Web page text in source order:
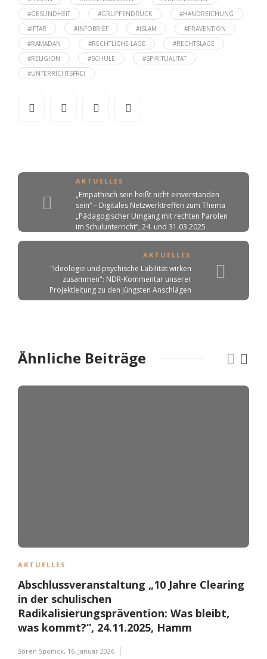
#GESUNDHEIT
#GRUPPENDRUCK
#HANDREICHUNG
#IFTAR
#INFOBRIEF #ISLAM
#PRÄVENTION
#RAMADAN
#RECHTLICHE LAGE
#RECHTSLAGE
#RELIGION
#SCHULE
#SPIRITUALITÄT
#UNTERRICHTSFREI
AKTUELLES
„Empathisch sein heißt nicht einverstanden
sein“ – Digitales Netzwerktreffen zum Thema
„Pädagogischer Umgang mit rechten Parolen
im Schulunterricht“, 24. und 31.03.2025
AKTUELLES
"Ideologie und psychische Labilität wirken
zusammen": NDR-Kommentar unserer
Projektleitung zu den jüngsten Anschlägen
Ähnliche Beiträge
AKTUELLES
Abschlussveranstaltung „10 Jahre Clearing
in der schulischen
Radikalisierungsprävention: Was bleibt,
was kommt?“, 24.11.2025, Hamm
Sören Sponick, 16. Januar 2026